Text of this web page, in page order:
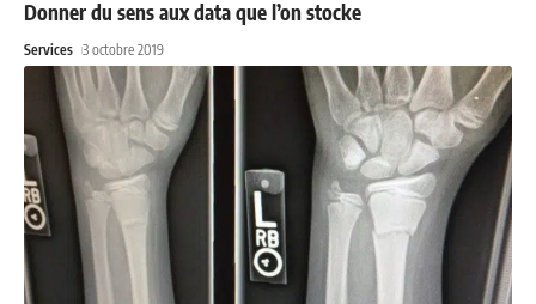
Donner du sens aux data que l’on stocke
Services 3 octobre 2019